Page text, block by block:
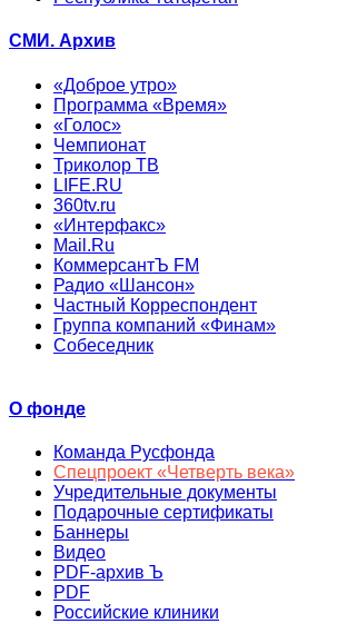
СМИ. Архив
«Доброе утро»
Программа «Время»
«Голос»
Чемпионат
Триколор ТВ
LIFE.RU
360tv.ru
«Интерфакс»
Mail.Ru
КоммерсантЪ FM
Радио «Шансон»
Частный Корреспондент
Группа компаний «Финам»
Собеседник
О фонде
Команда Русфонда
Спецпроект «Четверть века»
Учредительные документы
Подарочные сертификаты
Баннеры
Видео
PDF-архив Ъ
PDF
Российские клиники